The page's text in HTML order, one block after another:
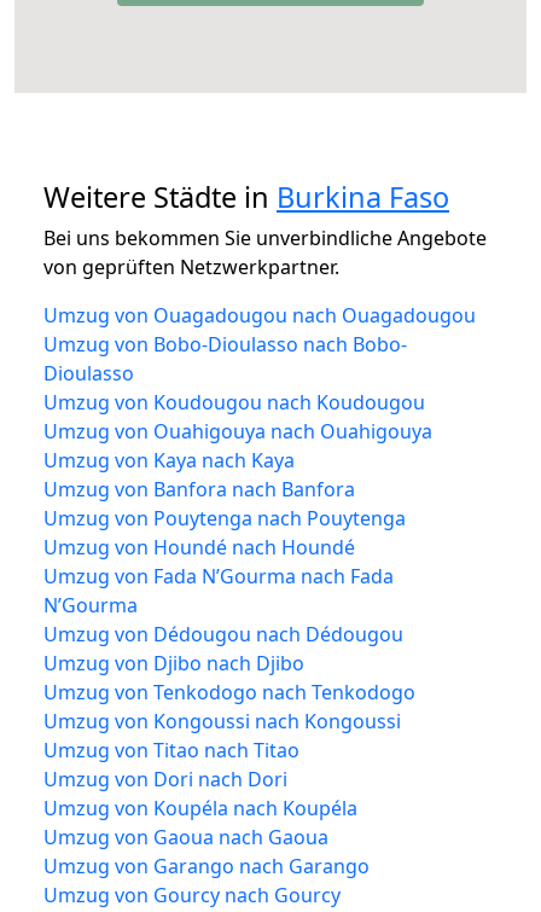
Weitere Städte in Burkina Faso
Bei uns bekommen Sie unverbindliche Angebote
von geprüften Netzwerkpartner.
Umzug von Ouagadougou nach Ouagadougou
Umzug von Bobo-Dioulasso nach Bobo-
Dioulasso
Umzug von Koudougou nach Koudougou
Umzug von Ouahigouya nach Ouahigouya
Umzug von Kaya nach Kaya
Umzug von Banfora nach Banfora
Umzug von Pouytenga nach Pouytenga
Umzug von Houndé nach Houndé
Umzug von Fada N’Gourma nach Fada
N’Gourma
Umzug von Dédougou nach Dédougou
Umzug von Djibo nach Djibo
Umzug von Tenkodogo nach Tenkodogo
Umzug von Kongoussi nach Kongoussi
Umzug von Titao nach Titao
Umzug von Dori nach Dori
Umzug von Koupéla nach Koupéla
Umzug von Gaoua nach Gaoua
Umzug von Garango nach Garango
Umzug von Gourcy nach Gourcy